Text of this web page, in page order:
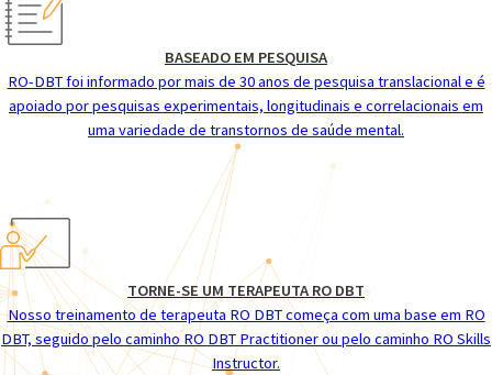
BASEADO EM PESQUISA
RO-DBT foi informado por mais de 30 anos de pesquisa translacional e é
apoiado por pesquisas experimentais, longitudinais e correlacionais em
uma variedade de transtornos de saúde mental.
TORNE-SE UM TERAPEUTA RO DBT
Nosso treinamento de terapeuta RO DBT começa com uma base em RO
DBT, seguido pelo caminho RO DBT Practitioner ou pelo caminho RO Skills
Instructor.